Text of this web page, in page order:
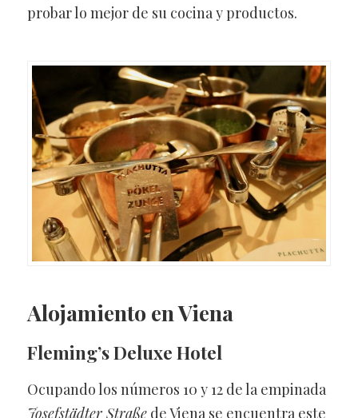
probar lo mejor de su cocina y productos.
Alojamiento en Viena
Fleming’s Deluxe Hotel
Ocupando los números 10 y 12 de la empinada
Josefstädter Straßede Viena se encuentra este